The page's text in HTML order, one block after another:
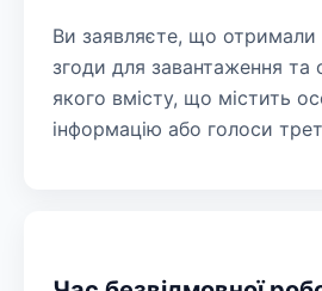
Ви заявляєте, що отримали
згоди для завантаження та
якого вмісту, що містить
інформацію або голоси